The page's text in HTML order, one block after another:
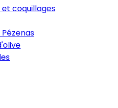
et coquillages